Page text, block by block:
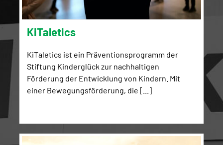
KiTaletics
KiTaletics ist ein Präventionsprogramm der
Stiftung Kinderglück zur nachhaltigen
Förderung der Entwicklung von Kindern. Mit
einer Bewegungsförderung, die [...]